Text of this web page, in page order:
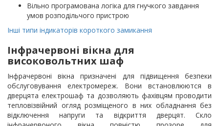
Вільно програмована логіка для гнучкого завдання
умов розподільчого пристрою
Інші типи індикаторів короткого замикання
Інфрачервоні вікна для
високовольтних шаф
Інфрачервоні вікна призначені для підвищення безпеки
обслуговування електромереж. Вони встановлюются в
дверцята електрошаф та дозволяють фахівцям проводити
тепловізвійний огляд розміщеного в них обладнання без
відключення напруги та відкриття дверцят. Скло